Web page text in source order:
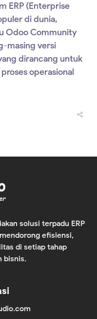
ERP (Enterprise
di dunia,
Odoo Community
masing versi
dirancang untuk
operasional
solusi terpadu ERP
efisiensi,
di setiap tahap
bisnis.